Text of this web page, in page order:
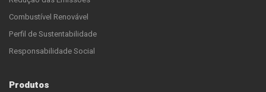
Combustível Renovável
Perfil de Sustentabilidade
Responsabilidade Social
Produtos